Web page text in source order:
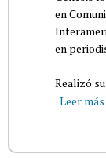
en
en
Realizó
Leer más